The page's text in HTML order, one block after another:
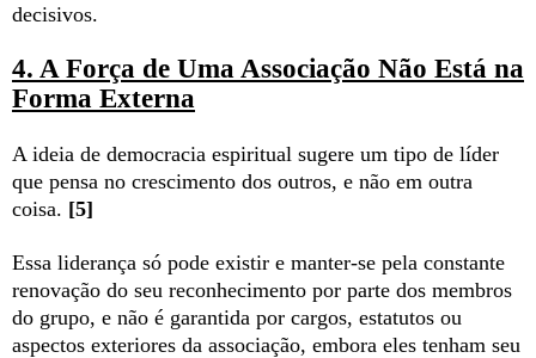
decisivos.
4. A Força de Uma Associação Não Está na
Forma Externa
A ideia de democracia espiritual sugere um tipo de líder
que pensa no crescimento dos outros, e não em outra
coisa. [5]
Essa liderança só pode existir e manter-se pela constante
renovação do seu reconhecimento por parte dos membros
do grupo, e não é garantida por cargos, estatutos ou
aspectos exteriores da associação, embora eles tenham seu